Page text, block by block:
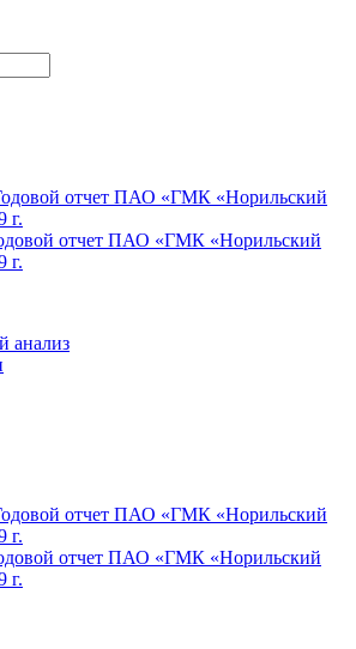
отчет ПАО «ГМК «Норильский
г.
отчет ПАО «ГМК «Норильский
г.
анализ
отчет ПАО «ГМК «Норильский
г.
отчет ПАО «ГМК «Норильский
г.